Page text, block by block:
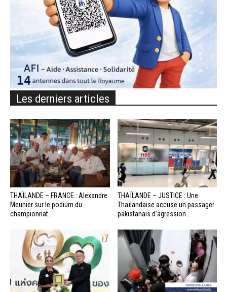
Les derniers articles
THAÏLANDE – FRANCE : Alexandre
Meunier sur le podium du
championnat...
THAÏLANDE – JUSTICE : Une
Thaïlandaise accuse un passager
pakistanais d’agression...